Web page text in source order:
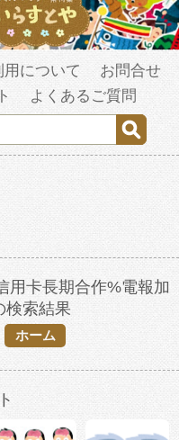
用について
お問合せ
よくあるご質問
用卡長期合作%電報加
検索結果
ホーム